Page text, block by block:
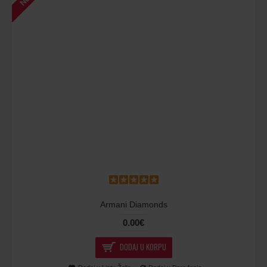
Armani Diamonds
0.00€
DODAJ U KORPU